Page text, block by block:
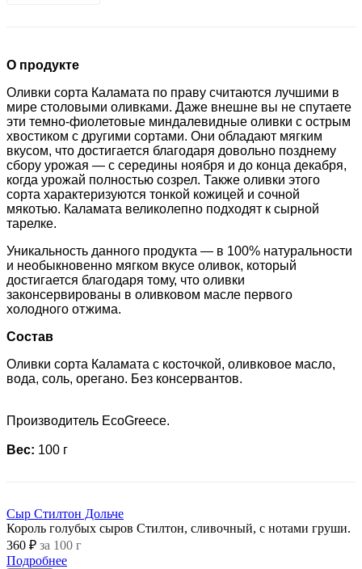
О продукте
Оливки сорта Каламата по праву считаются лучшими в
мире столовыми оливками. Даже внешне вы не спутаете
эти темно-фиолетовые миндалевидные оливки с острым
хвостиком с другими сортами. Они обладают мягким
вкусом, что достигается благодаря довольно позднему
сбору урожая — с середины ноября и до конца декабря,
когда урожай полностью созрел. Также оливки этого
сорта характеризуются тонкой кожицей и сочной
мякотью. Каламата великолепно подходят к сырной
тарелке.
Уникальность данного продукта — в 100% натуральности
и необыкновенно мягком вкусе оливок, который
достигается благодаря тому, что оливки
законсервированы в оливковом масле первого
холодного отжима.
Состав
Оливки сорта Каламата с косточкой, оливковое масло,
вода, соль, орегано. Без консервантов.
Производитель EcoGreece.
Вес: 100 г
Сыр Стилтон Дольче
Король голубых сыров Стилтон, сливочный, с нотами груши.
360 ₽ за 100 г
Подробнее